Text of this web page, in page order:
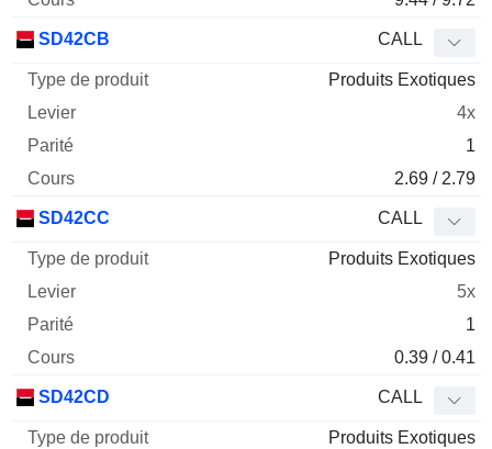
SD42CB CALL
Produits Exotiques
4x
1
2.69 / 2.79
SD42CC CALL
Produits Exotiques
5x
1
0.39 / 0.41
SD42CD CALL
Produits Exotiques